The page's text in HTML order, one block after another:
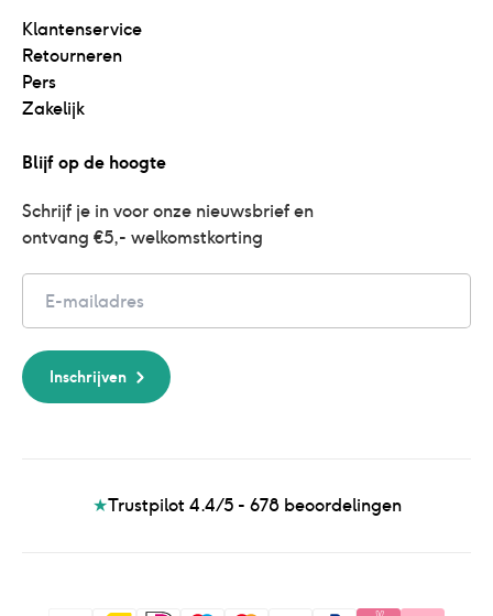
Klantenservice
Retourneren
Pers
Zakelijk
Blijf op de hoogte
Schrijf je in voor onze nieuwsbrief en
ontvang €5,- welkomstkorting
Inschrijven
★Trustpilot 4.4/5 - 678 beoordelingen